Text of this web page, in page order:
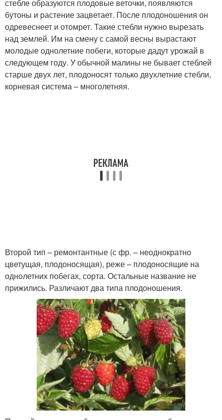
стебле образуются плодовые веточки, появляются
бутоны и растение зацветает. После плодоношения он
одревеснеет и отомрет. Такие стебли нужно вырезать
над землей. Им на смену с самой весны вырастают
молодые однолетние побеги, которые дадут урожай в
следующем году. У обычной малины не бывает стеблей
старше двух лет, плодоносят только двухлетние стебли,
корневая система – многолетняя.
Второй тип – ремонтантные (с фр. – неоднократно
цветущая, плодоносящая), реже – плодоносящие на
однолетних побегах, сорта. Остальные название не
прижились. Различают два типа плодоношения.